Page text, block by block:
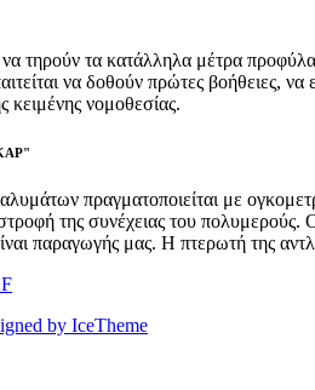
τηρούν τα κατάλληλα μέτρα
να δοθούν πρώτες βοήθειες,
κειμένης νομοθεσίας.
πραγματοποιείται με
της συνέχειας του πολυμερούς.
παραγωγής μας. Η πτερωτή της
by IceTheme